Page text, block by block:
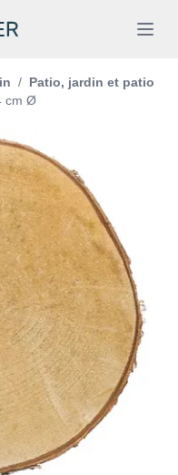
/ Patio, jardin et patio
cm Ø